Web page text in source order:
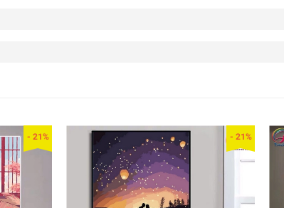
- 21% - 21%